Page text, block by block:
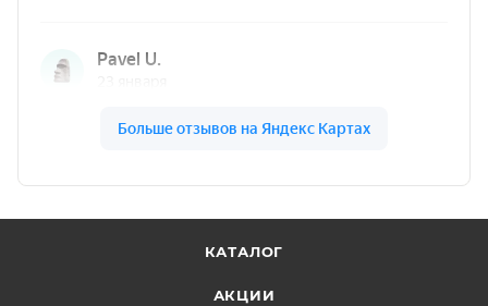
КАТАЛОГ
АКЦИИ